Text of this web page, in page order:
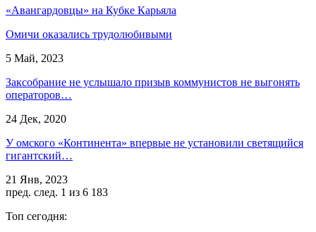
«Авангардовцы» на Кубке Карьяла
Омичи оказались трудолюбивыми
5 Май, 2023
Заксобрание не услышало призыв коммунистов не выгонять
операторов…
24 Дек, 2020
У омского «Континента» впервые не установили светящийся
гигантский…
21 Янв, 2023
пред. след. 1 из 6 183
Топ сегодня: